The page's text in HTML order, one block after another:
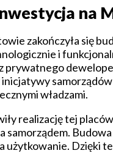
na
zakończyła się
i
prywatnego
inicjatywy
władzami.
realizację tej
użytkowanie. Dzięki